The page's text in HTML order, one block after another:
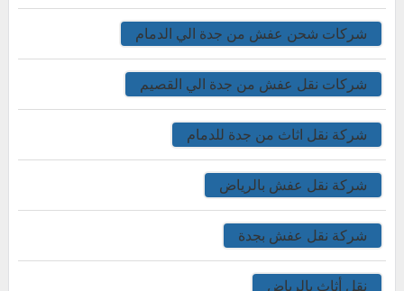
شركات شحن عفش من جدة الي الدمام
شركات نقل عفش من جدة الي القصيم
شركة نقل اثاث من جدة للدمام
شركة نقل عفش بالرياض
شركة نقل عفش بجدة
نقل أثاث بالرياض